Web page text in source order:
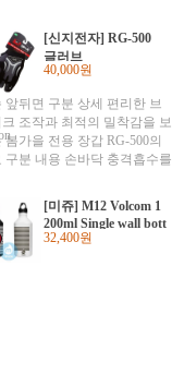
[신지전자] RG-500
글러브
40,000원
앞뒤면 구분 상세 편리한 브
조작과 최적의 밀착감을 보
봄가을 전용 장갑 RG-500의
구분 내용 손바닥 충격흡수를
기순환을 위한 Nylon Mesh 손
부위 1. 그립력향상과 미끄럼
를 위한 실리콘프린팅 2. 쉬운
락동작을 위한 마이크로피버
[미쥬] M12 Volcom 1
200ml Single wall bott
le w/loop cap
32,400원